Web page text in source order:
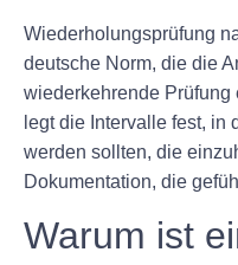
Wiederholungsprüfung
deutsche Norm, die die
wiederkehrende Prüfung
legt die Intervalle fest, in
werden sollten, die
Dokumentation, die
Warum ist